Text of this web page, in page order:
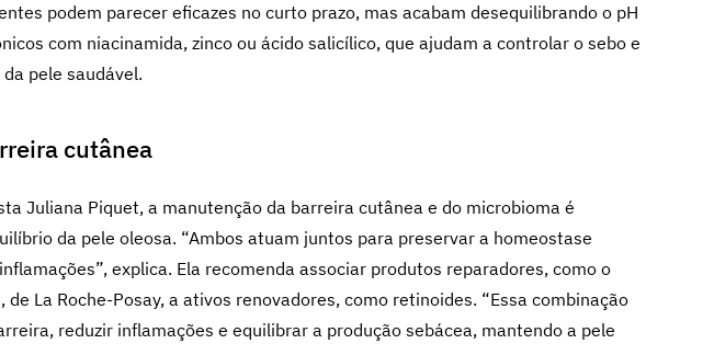
podem parecer eficazes no curto prazo, mas acabam desequilibrando o pH
com niacinamida, zinco ou ácido salicílico, que ajudam a controlar o sebo e
pele saudável.
cutânea
Juliana Piquet, a manutenção da barreira cutânea e do microbioma é
da pele oleosa. “Ambos atuam juntos para preservar a homeostase
explica. Ela recomenda associar produtos reparadores, como o
de La Roche-Posay, a ativos renovadores, como retinoides. “Essa combinação
reduzir inflamações e equilibrar a produção sebácea, mantendo a pele